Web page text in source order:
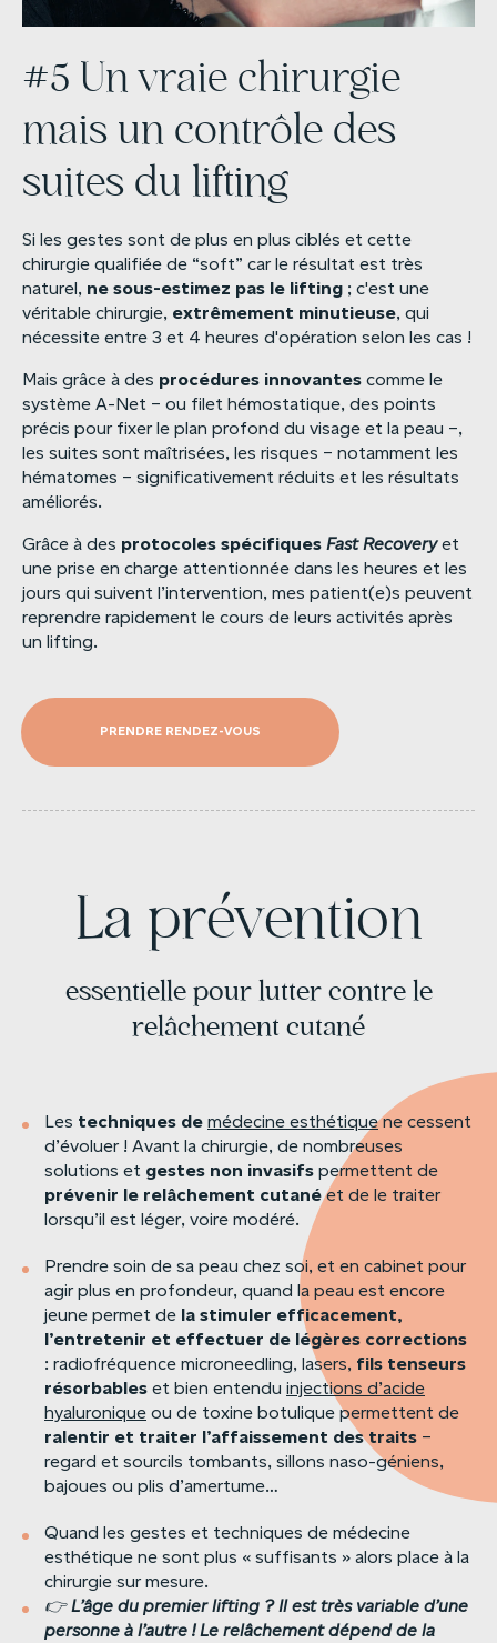
#5 Un vraie chirurgie
mais un contrôle des
suites du lifting
Si les gestes sont de plus en plus ciblés et cette
chirurgie qualifiée de “soft” car le résultat est très
naturel, ne sous-estimez pas le lifting ; c'est une
véritable chirurgie, extrêmement minutieuse, qui
nécessite entre 3 et 4 heures d'opération selon les cas !
Mais grâce à des procédures innovantes comme le
système A-Net – ou filet hémostatique, des points
précis pour fixer le plan profond du visage et la peau –,
les suites sont maîtrisées, les risques – notamment les
hématomes – significativement réduits et les résultats
améliorés.
Grâce à des protocoles spécifiques Fast Recoveryet
une prise en charge attentionnée dans les heures et les
jours qui suivent l’intervention, mes patient(e)s peuvent
reprendre rapidement le cours de leurs activités après
un lifting.
PRENDRE RENDEZ-VOUS
La prévention
essentielle pour lutter contre le
relâchement cutané
Les techniques de médecine esthétiquene cessent
d’évoluer ! Avant la chirurgie, de nombreuses
solutions et gestes non invasifs permettent de
prévenir le relâchement cutanéet de le traiter
lorsqu’il est léger, voire modéré.
Prendre soin de sa peau chez soi, et en cabinet pour
agir plus en profondeur, quand la peau est encore
jeune permet de la stimuler efficacement,
l’entretenir et effectuer de légères corrections
: radiofréquence microneedling, lasers, fils tenseurs
résorbables et bien entendu injections d’acide
hyaluronique ou de toxine botulique permettent de
ralentir et traiter l’affaissement des traits –
regard et sourcils tombants, sillons naso-géniens,
bajoues ou plis d’amertume…
Quand les gestes et techniques de médecine
esthétique ne sont plus « suffisants » alors place à la
chirurgie sur mesure.
👉 L’âge du premier lifting ? Il est très variable d’une
personne à l’autre ! Le relâchement dépend de la